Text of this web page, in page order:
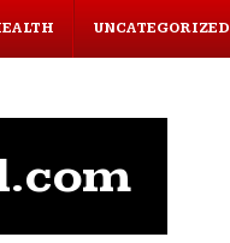
UNCATEGORIZED